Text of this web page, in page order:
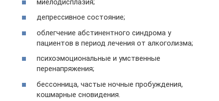
депрессивное состояние;
облегчение абстинентного синдрома у
пациентов в период лечения от алкоголизма;
психоэмоциональные и умственные
перенапряжения;
бессонница, частые ночные пробуждения,
кошмарные сновидения.